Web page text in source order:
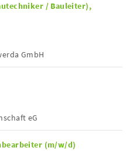
/ Bauleiter),
GmbH
eG
(m/w/d)